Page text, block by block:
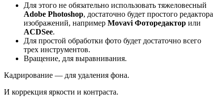
Для этого не обязательно использовать тяжеловесный
Adobe Photoshop, достаточно будет простого редактора
изображений, например Movavi Фоторедактор или
ACDSee.
Для простой обработки фото будет достаточно всего
трех инструментов.
Вращение, для выравнивания.
Кадрирование — для удаления фона.
И коррекция яркости и контраста.